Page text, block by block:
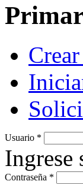
Usuario *
Ingrese
Contraseña *